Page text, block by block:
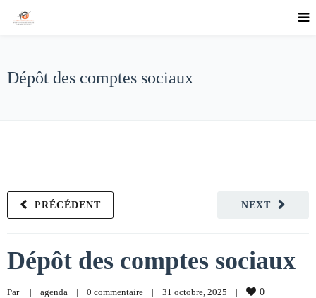
Dépôt des comptes sociaux
NEXT
PRÉCÉDENT
Dépôt des comptes sociaux
Par | agenda | 0 commentaire | 31 octobre, 2025 | 0